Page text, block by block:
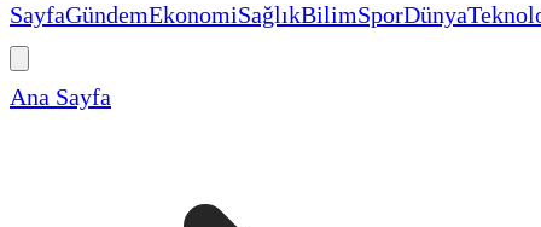
SayfaGündemEkonomiSağlıkBilimSporDünya
Ana Sayfa